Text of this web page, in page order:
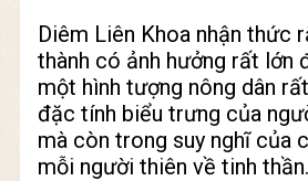
Diêm Liên Khoa nhận thức
thành có ảnh hưởng rất lớn
một hình tượng nông dân
đặc tính biểu trưng của
mà còn trong suy nghĩ của
mỗi người thiên về tinh thần.